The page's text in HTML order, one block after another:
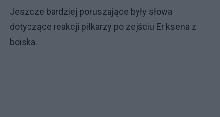
Jeszcze bardziej poruszające były słowa
dotyczące reakcji piłkarzy po zejściu Eriksena z
boiska.